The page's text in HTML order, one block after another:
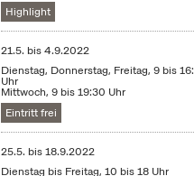
Highlight
21.5. bis4.9.2022
Dienstag, Donnerstag, Freitag, 9 bis
Uhr
Mittwoch, 9 bis 19:30 Uhr
Eintritt frei
25.5. bis18.9.2022
Dienstag bis Freitag, 10 bis 18 Uhr